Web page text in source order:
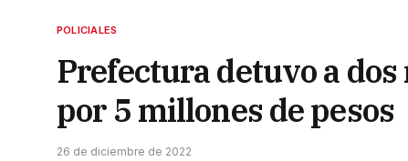
POLICIALES
Prefectura detuvo a
por 5 millones de pesos
26 de diciembre de 2022